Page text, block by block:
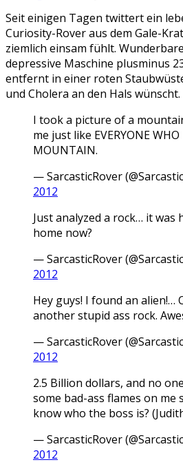
Seit einigen Tagen twittert ein
Curiosity-Rover aus dem Gale-
ziemlich einsam fühlt.
depressive Maschine plusminus
entfernt in einer roten
und Cholera an den Hals wünscht.
I took a picture of a
me just like EVERYONE WHO
MOUNTAIN.
— SarcasticRover
2012
Just analyzed a rock… it was
home now?
— SarcasticRover
2012
Hey guys! I found an alien!…
another stupid ass rock.
— SarcasticRover
2012
2.5 Billion dollars, and no
some bad-ass flames on me
know who the boss is?
— SarcasticRover
2012